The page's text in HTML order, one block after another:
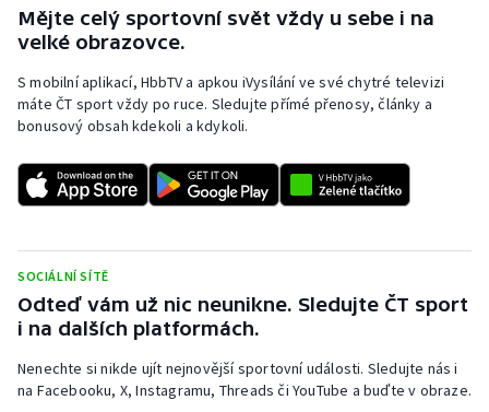
Rychlobruslení
Rychlostní kanoistika
Short track
Sportovní střelba
Triatlon
Vodní slalom
Mějte celý sportovní svět vždy u sebe i na
velké obrazovce.
S mobilní aplikací, HbbTV a apkou iVysílání ve své chytré televizi
máte ČT sport vždy po ruce. Sledujte přímé přenosy, články a
bonusový obsah kdekoli a kdykoli.
SOCIÁLNÍ SÍTĚ
Odteď vám už nic neunikne. Sledujte ČT sport
i na dalších platformách.
Nenechte si nikde ujít nejnovější sportovní události. Sledujte nás i
na Facebooku, X, Instagramu, Threads či YouTube a buďte v obraze.